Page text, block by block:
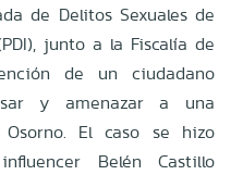
de Delitos Sexuales de
junto a la Fiscalía de
de un ciudadano
y amenazar a una
El caso se hizo
Belén Castillo